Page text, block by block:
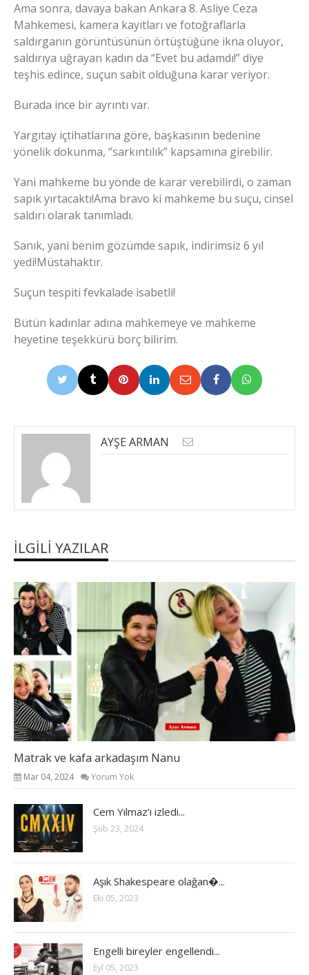
Ama sonra, davaya bakan Ankara 8. Asliye Ceza
Mahkemesi, kamera kayıtları ve fotoğraflarla
saldırganın görüntüsünün örtüştüğüne ikna oluyor,
saldırıya uğrayan kadın da “Evet bu adamdı!” diye
teşhis edince, suçun sabit olduğuna karar veriyor.
Burada ince bir ayrıntı var.
Yargıtay içtihatlarına göre, başkasının bedenine
yönelik dokunma, “sarkıntılık” kapsamına girebilir.
Yani mahkeme bu yönde de karar verebilirdi, o zaman
sapık yırtacaktı!Ama bravo ki mahkeme bu suçu, cinsel
saldırı olarak tanımladı.
Sanık, yani benim gözümde sapık, indirimsiz 6 yıl
yedi!Müstahaktır.
Suçun tespiti fevkalade isabetli!
Bütün kadınlar adına mahkemeye ve mahkeme
heyetine teşekkürü borç bilirim.
AYŞE ARMAN
İLGILI YAZILAR
Matrak ve kafa arkadaşım Nanu
Mar 04, 2024 Yorum Yok
Cem Yılmaz’ı izledi...
Şub 23, 2024
Aşık Shakespeare olağan�...
Eki 05, 2023
Engelli bireyler engellendi...
Eyl 05, 2023